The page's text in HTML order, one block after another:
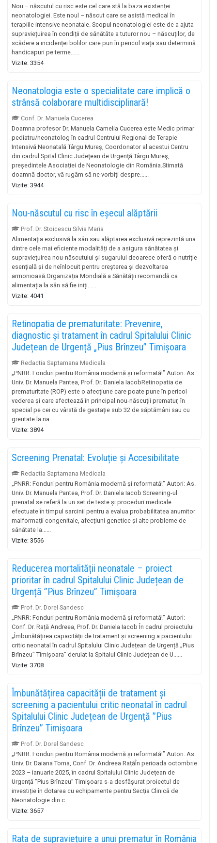
Nou – născutul cu risc este cel care stă la baza existenței
neonatologiei. Este noul – născut care se asistă medical în
terapiile intensive neonatale. Scopul neonatologiei este de a ajuta
supraviețuirea în condiții de sănătăte a tuturor nou – născuților, de
scădere a incidenței bolilor care pun în pericol viața sau determină
handicapuri pe terme......
Vizite: 3354
Neonatologia este o specialitate care implică o
strânsă colaborare multidisciplinară!
Conf. Dr. Manuela Cucerea
Doamna profesor Dr. Manuela Camelia Cucerea este Medic primar
pediatru/neonatolog în cadrul Centrului Regional de Terapie
Intensivă Neonatală Târgu Mureş, Coordonator al acestui Centru
din cadrul Spital Clinic Judeţean de Urgenţă Târgu Mureş,
președintele Asociației de Neonatologie din România.Stimată
doamnă doctor, vă rugăm să ne vorbiți despre......
Vizite: 3944
Nou-născutul cu risc în eșecul alăptării
Prof. Dr. Stoicescu Silvia Maria
Alimentaţia exclusivă la sân sau alăptarea exclusivă reprezintă una
dintre cele mai eficiente modalități de a asigura sănătatea și
supraviețuirea nou-născutului și sugarului deoarece oferă o nutriție
esențială și de neînlocuit pentru creșterea și dezvoltarea
armonioasă.Organizația Mondială a Sănătății recomandă ca
alimentația la sân să fie iniți......
Vizite: 4041
Retinopatia de prematuritate: Prevenire,
diagnostic și tratament în cadrul Spitalului Clinic
Județean de Urgență „Pius Brînzeu” Timișoara
Redactia Saptamana Medicala
„PNRR: Fonduri pentru România modernă și reformată!” Autori: As.
Univ. Dr. Manuela Pantea, Prof. Dr. Daniela IacobRetinopatia de
prematuritate (ROP) este o afecțiune care poate pune în pericol
vederea și care afectează în principal nou-născuții prematur, în
special pe cei cu vârstă de gestație sub 32 de săptămâni sau cu
greutate la na......
Vizite: 3894
Screening Prenatal: Evoluție și Accesibilitate
Redactia Saptamana Medicala
„PNRR: Fonduri pentru România modernă și reformată!” Autori: As.
Univ. Dr. Manuela Pantea, Prof. Dr. Daniela Iacob Screening-ul
prenatal se referă la un set de teste și proceduri medicale
efectuate în timpul sarcinii pentru a evalua probabilitatea anumitor
malformații congenitale, afecțiuni genetice și alte probleme de
sănătate la......
Vizite: 3556
Reducerea mortalității neonatale – proiect
prioritar în cadrul Spitalului Clinic Județean de
Urgență ”Pius Brînzeu” Timișoara
Prof. Dr. Dorel Sandesc
„PNRR: Fonduri pentru România modernă și reformată!” Autori:
Conf. Dr. Rață Andreea, Prof. Dr. Daniela Iacob În cadrul proiectului
„Îmbunătățirea capacității de tratament și screening a pacientului
critic neonatal în cadrul Spitalului Clinic Județean de Urgență „Pius
Brînzeu” Timișoara” derulat la Spitalul Clinic Județean de U......
Vizite: 3708
Îmbunătățirea capacității de tratament și
screening a pacientului critic neonatal în cadrul
Spitalului Clinic Județean de Urgență ”Pius
Brînzeu” Timișoara
Prof. Dr. Dorel Sandesc
„PNRR: Fonduri pentru România modernă și reformată!” Autori: As.
Univ. Dr. Daiana Toma, Conf. Dr. Andreea RațăÎn perioada octombrie
2023 – ianuarie 2025, în cadrul Spitalului Clinic Județean de
Urgență ”Pius Brînzeu” Timișoara s-a desfășurat proiectul de
investiție în dotarea cu echipamente pentru Secția Clinică de
Neonatologie din c......
Vizite: 3657
Rata de supraviețuire a unui prematur în România